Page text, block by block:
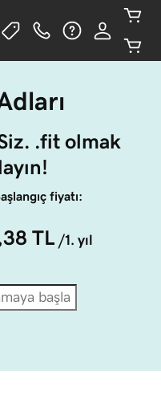
.fit olmak
fiyatı:
TL /1. yıl